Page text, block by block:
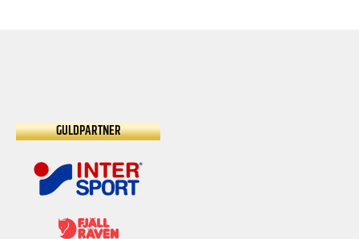
GULDPARTNER